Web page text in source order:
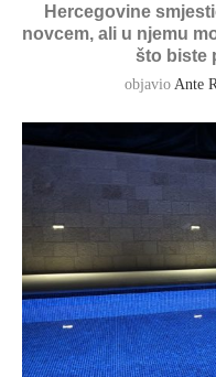
Hercegovine
novcem, ali u njemu
što biste
objavio Ante